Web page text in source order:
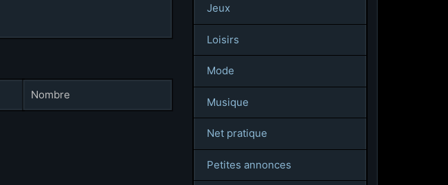
Nombre
Jeux
Loisirs
Mode
Musique
Net pratique
Petites annonces